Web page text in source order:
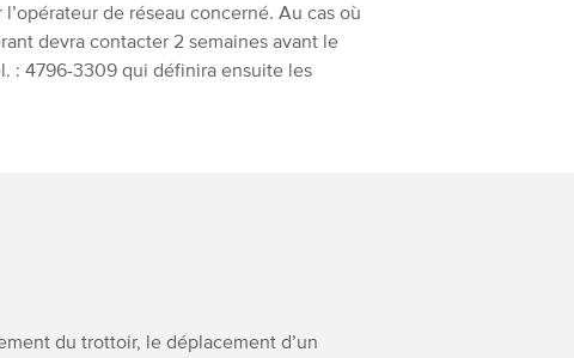
de réseau concerné. Au cas où
devra contacter 2 semaines avant le
: 4796-3309 qui définira ensuite les
du trottoir, le déplacement d’un